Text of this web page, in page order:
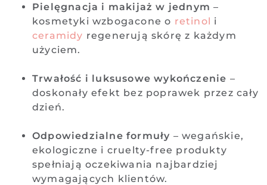
Pielęgnacja i makijaż w jednym –
kosmetyki wzbogacone o retinol i
ceramidy regenerują skórę z każdym
użyciem.
Trwałość i luksusowe wykończenie –
doskonały efekt bez poprawek przez cały
dzień.
Odpowiedzialne formuły – wegańskie,
ekologiczne i cruelty-free produkty
spełniają oczekiwania najbardziej
wymagających klientów.